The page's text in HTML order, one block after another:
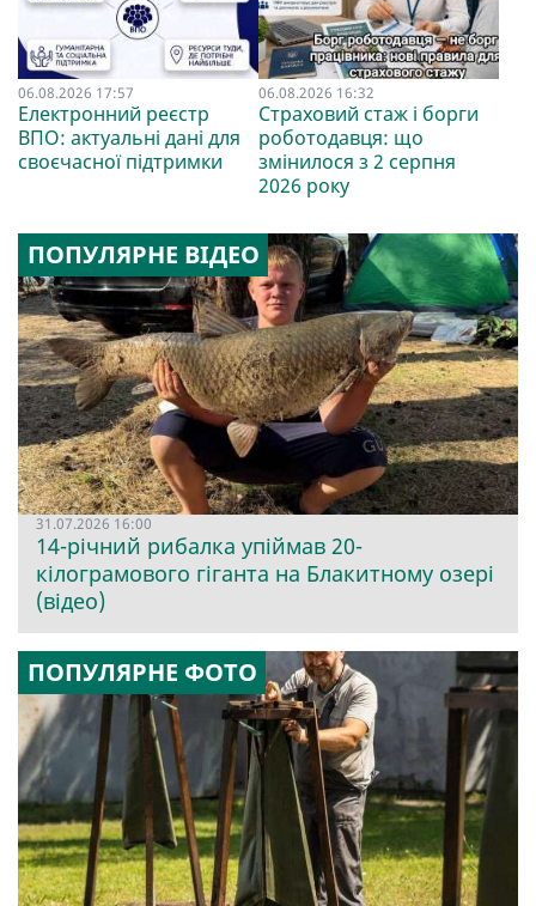
06.08.2026 17:57
Електронний реєстр
ВПО: актуальні дані для
своєчасної підтримки
06.08.2026 16:32
Страховий стаж і борги
роботодавця: що
змінилося з 2 серпня
2026 року
ПОПУЛЯРНЕ ВІДЕО
31.07.2026 16:00
14-річний рибалка упіймав 20-
кілограмового гіганта на Блакитному озері
(відео)
ПОПУЛЯРНЕ ФОТО